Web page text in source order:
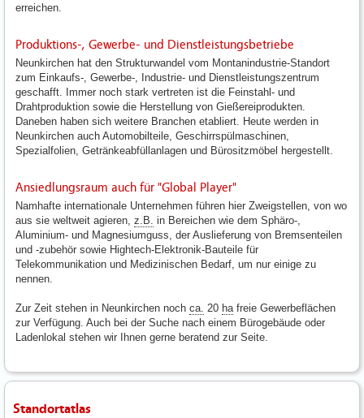
erreichen.
Produktions-, Gewerbe- und Dienstleistungsbetriebe
Neunkirchen hat den Strukturwandel vom Montanindustrie-Standort
zum Einkaufs-, Gewerbe-, Industrie- und Dienstleistungszentrum
geschafft. Immer noch stark vertreten ist die Feinstahl- und
Drahtproduktion sowie die Herstellung von Gießereiprodukten.
Daneben haben sich weitere Branchen etabliert. Heute werden in
Neunkirchen auch Automobilteile, Geschirrspülmaschinen,
Spezialfolien, Getränkeabfüllanlagen und Bürositzmöbel hergestellt.
Ansiedlungsraum auch für "Global Player"
Namhafte internationale Unternehmen führen hier Zweigstellen, von wo
aus sie weltweit agieren, z.B. in Bereichen wie dem Sphäro-,
Aluminium- und Magnesiumguss, der Auslieferung von Bremsenteilen
und -zubehör sowie Hightech-Elektronik-Bauteile für
Telekommunikation und Medizinischen Bedarf, um nur einige zu
nennen.
Zur Zeit stehen in Neunkirchen noch ca. 20 ha freie Gewerbeflächen
zur Verfügung. Auch bei der Suche nach einem Bürogebäude oder
Ladenlokal stehen wir Ihnen gerne beratend zur Seite.
Standortatlas